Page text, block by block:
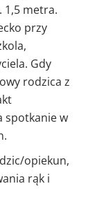
1,5 metra.
przy
Gdy
rodzica z
spotkanie w
opiekun,
rąk i